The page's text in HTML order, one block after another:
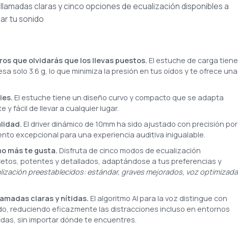
claras y cinco opciones de ecualización disponibles a
tu sonido
que olvidarás que los llevas puestos. El estuche de carga tiene
solo 3.6 g, lo que minimiza la presión en tus oídos y te ofrece una
El estuche tiene un diseño curvo y compacto que se adapta
y fácil de llevar a cualquier lugar.
El driver dinámico de 10mm ha sido ajustado con precisión por
excepcional para una experiencia auditiva inigualable.
más te gusta. Disfruta de cinco modos de ecualización
potentes y detallados, adaptándose a tus preferencias y
preestablecidos: estándar, graves mejorados, voz
claras y nítidas. El algoritmo AI para la voz distingue con
reduciendo eficazmente las distracciones incluso en entornos
sin importar dónde te encuentres.